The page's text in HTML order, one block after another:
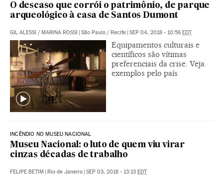
O descaso que corrói o patrimônio, de parque
arqueológico à casa de Santos Dumont
GIL ALESSI / MARINA ROSSI | São Paulo / Recife | SEP 04, 2018 - 10:56 EDT
Equipamentos culturais e
científicos são vítimas
preferenciais da crise. Veja
exemplos pelo país
INCÊNDIO NO MUSEU NACIONAL
Museu Nacional: o luto de quem viu virar
cinzas décadas de trabalho
FELIPE BETIM | Rio de Janeiro | SEP 03, 2018 - 13:13 EDT